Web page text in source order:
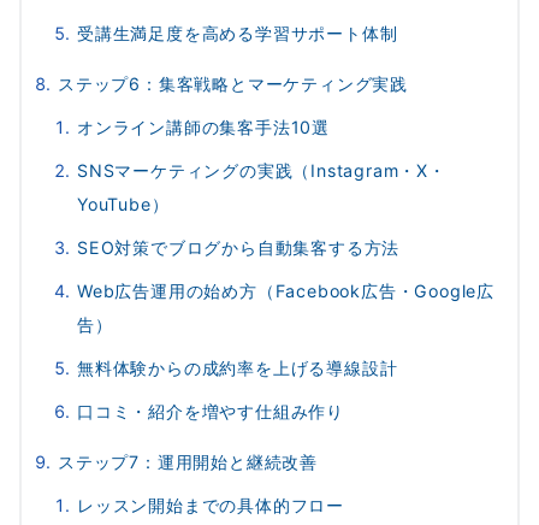
受講生満足度を高める学習サポート体制
ステップ6：集客戦略とマーケティング実践
オンライン講師の集客手法10選
SNSマーケティングの実践（Instagram・X・
YouTube）
SEO対策でブログから自動集客する方法
Web広告運用の始め方（Facebook広告・Google広
告）
無料体験からの成約率を上げる導線設計
口コミ・紹介を増やす仕組み作り
ステップ7：運用開始と継続改善
レッスン開始までの具体的フロー